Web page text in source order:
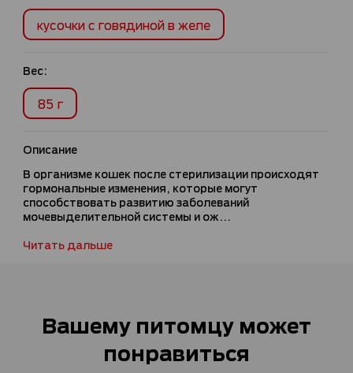
кусочки с говядиной в желе
Вес:
85 г
Описание
В организме кошек после стерилизации происходят
гормональные изменения, которые могут
способствовать развитию заболеваний
мочевыделительной системы и ож...
Читать дальше
Вашему питомцу может
понравиться